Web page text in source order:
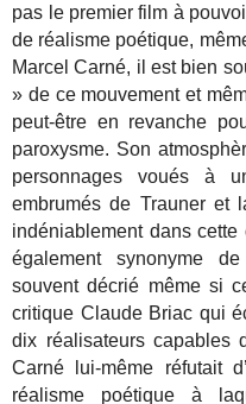
pas le premier film à
de réalisme poétique,
Marcel Carné, il est bien
» de ce mouvement et
peut-être en revanche
paroxysme. Son
personnages voués à
embrumés de Trauner et
indéniablement dans
également synonyme
souvent décrié même si
critique Claude Briac qui
dix réalisateurs capables
Carné lui-même réfutait
réalisme poétique à